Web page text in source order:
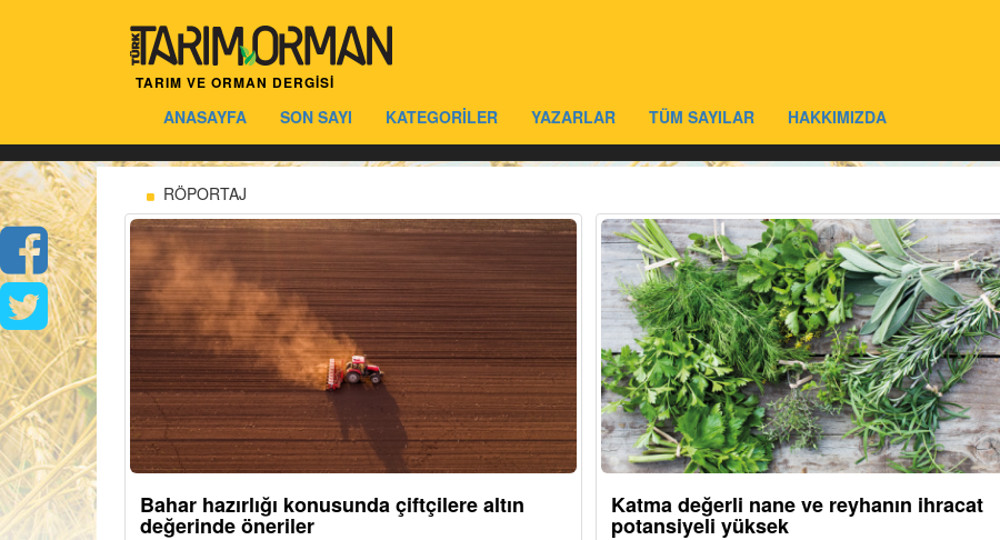
TARIM VE ORMAN DERGİSİ
ANASAYFA SON SAYI KATEGORİLER YAZARLAR TÜM SAYILAR HAKKIMIZDA
RÖPORTAJ
Bahar hazırlığı konusunda çiftçilere altın
değerinde öneriler
Katma değerli nane ve reyhanın ihracat
potansiyeli yüksek